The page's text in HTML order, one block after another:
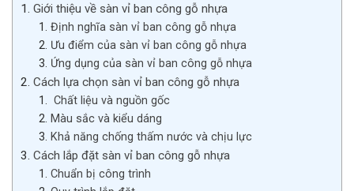
Giới thiệu về sàn vỉ ban công gỗ nhựa
Định nghĩa sàn vỉ ban công gỗ nhựa
Ưu điểm của sàn vỉ ban công gỗ nhựa
Ứng dụng của sàn vỉ ban công gỗ nhựa
Cách lựa chọn sàn vỉ ban công gỗ nhựa
Chất liệu và nguồn gốc
Màu sắc và kiểu dáng
Khả năng chống thấm nước và chịu lực
Cách lắp đặt sàn vỉ ban công gỗ nhựa
Chuẩn bị công trình